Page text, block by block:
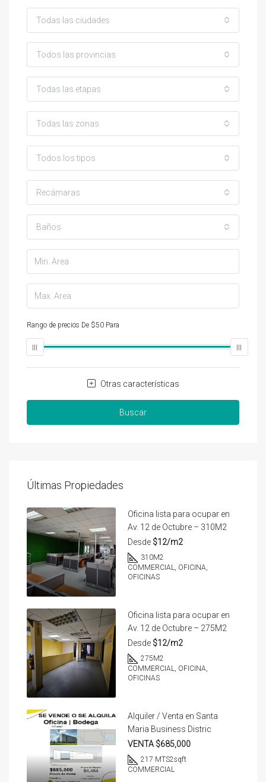
Todas las ciudades
Todos las provincias
Todas las etapas
Todas las zonas
Todos los tipos
Recámaras
Baños
Rango de precios De $50 Para
Otras características
Buscar
Últimas Propiedades
Oficina lista para ocupar en
Av. 12 de Octubre – 310M2
Desde $12/m2
310M2
COMMERCIAL, OFICINA,
OFICINAS
Oficina lista para ocupar en
Av. 12 de Octubre – 275M2
Desde $12/m2
275M2
COMMERCIAL, OFICINA,
OFICINAS
Alquiler / Venta en Santa
Maria Business Distric
VENTA $685,000
217 MTS2sqft
COMMERCIAL